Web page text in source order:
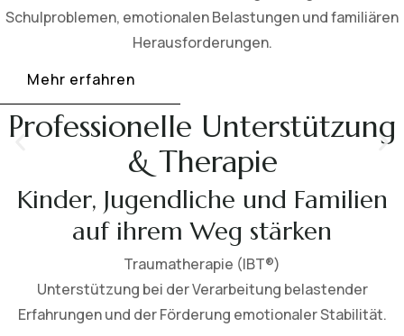
Schulproblemen, emotionalen Belastungen und familiären
Herausforderungen.
Mehr erfahren
Professionelle Unterstützung
& Therapie
Kinder, Jugendliche und Familien
auf ihrem Weg stärken
Traumatherapie (IBT®)
Unterstützung bei der Verarbeitung belastender
Erfahrungen und der Förderung emotionaler Stabilität.